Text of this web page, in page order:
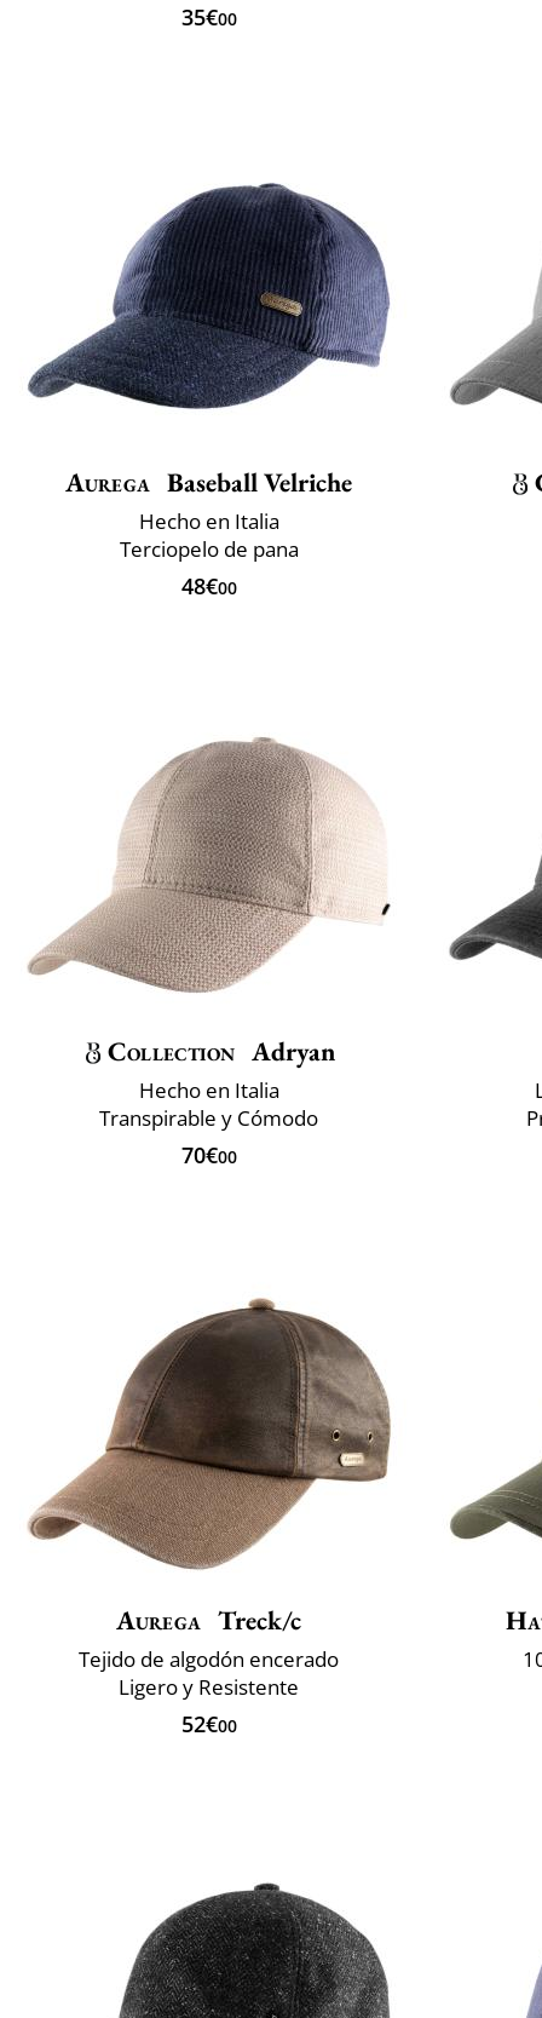
35€00
Aurega Baseball Velriche
Hecho en Italia
Terciopelo de pana
48€00
Collection Adryan
Hecho en Italia
Transpirable y Cómodo
70€00
Aurega Treck/c
Tejido de algodón encerado
Ligero y Resistente
52€00